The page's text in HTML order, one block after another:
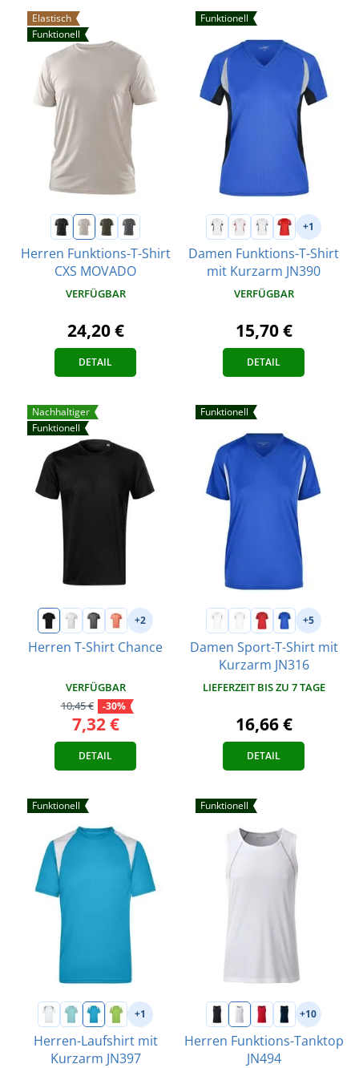
Elastisch
Funktionell
Herren Funktions-T-Shirt
CXS MOVADO
VERFÜGBAR
24,20 €
DETAIL
Funktionell
+1
Damen Funktions-T-Shirt
mit Kurzarm JN390
VERFÜGBAR
15,70 €
DETAIL
Nachhaltiger
Funktionell
+2
Herren T-Shirt Chance
VERFÜGBAR
10,45 €
-30%
7,32 €
DETAIL
Funktionell
+5
Damen Sport-T-Shirt mit
Kurzarm JN316
LIEFERZEIT BIS ZU 7 TAGE
16,66 €
DETAIL
Funktionell
+1
Herren-Laufshirt mit
Kurzarm JN397
Funktionell
+10
Herren Funktions-Tanktop
JN494